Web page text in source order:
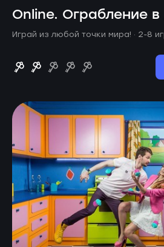
Online. Ограбление
Играй из любой точки мира! · 2-8